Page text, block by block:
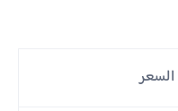
السعر